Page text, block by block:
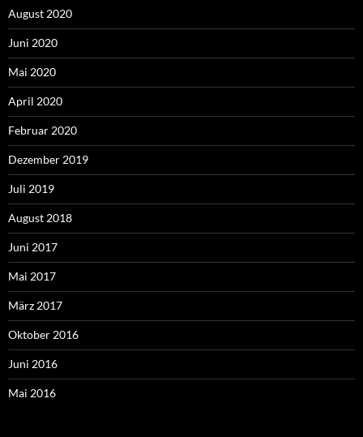
August 2020
Juni 2020
Mai 2020
April 2020
Februar 2020
Dezember 2019
Juli 2019
August 2018
Juni 2017
Mai 2017
März 2017
Oktober 2016
Juni 2016
Mai 2016